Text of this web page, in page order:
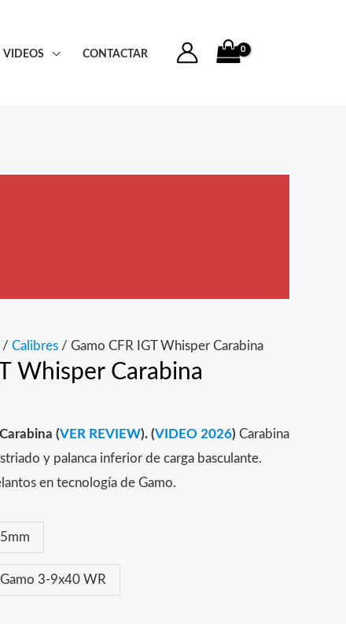
VIDEOS CONTACTAR
/ Calibres / Gamo CFR IGT Whisper Carabina
Whisper Carabina
(VER REVIEW). (VIDEO 2026) Carabina
y palanca inferior de carga basculante.
en tecnología de Gamo.
3-9x40 WR